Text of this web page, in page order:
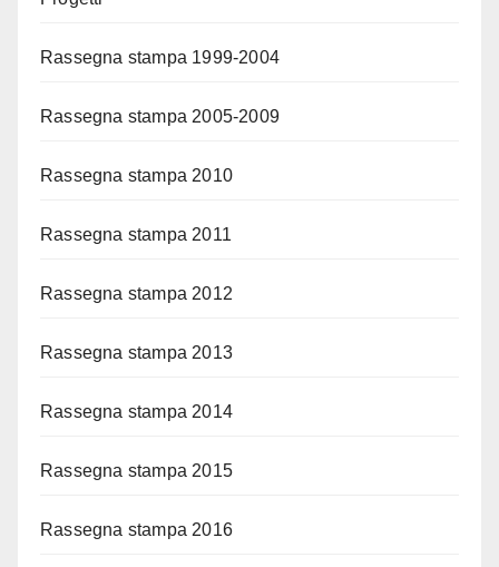
Rassegna stampa 1999-2004
Rassegna stampa 2005-2009
Rassegna stampa 2010
Rassegna stampa 2011
Rassegna stampa 2012
Rassegna stampa 2013
Rassegna stampa 2014
Rassegna stampa 2015
Rassegna stampa 2016